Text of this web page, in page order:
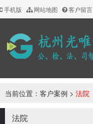
手机版 网站地图 客户留言
当前位置： 客户案例 > 法院
法院